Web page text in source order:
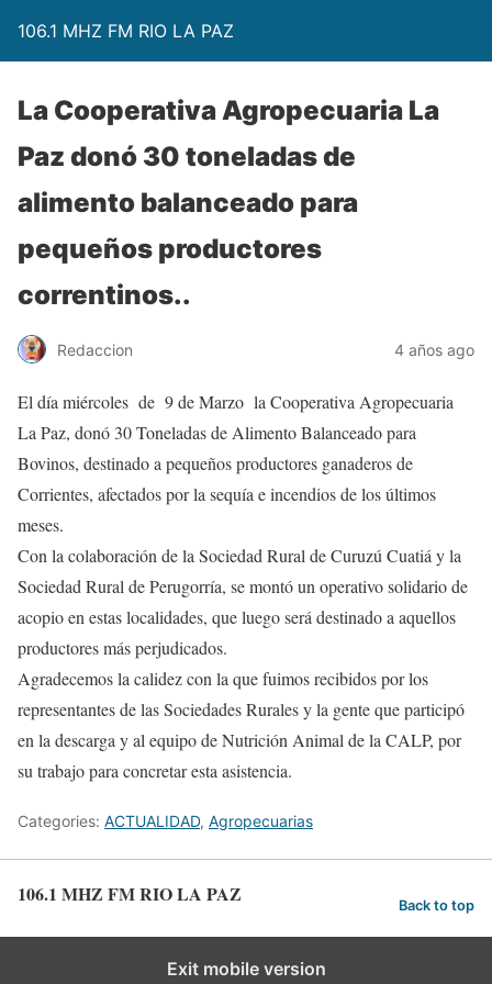
106.1 MHZ FM RIO LA PAZ
La Cooperativa Agropecuaria La
Paz donó 30 toneladas de
alimento balanceado para
pequeños productores
correntinos..
Redaccion 4 años ago
El día miércoles de 9 de Marzo la Cooperativa Agropecuaria
La Paz, donó 30 Toneladas de Alimento Balanceado para
Bovinos, destinado a pequeños productores ganaderos de
Corrientes, afectados por la sequía e incendios de los últimos
meses.
Con la colaboración de la Sociedad Rural de Curuzú Cuatiá y la
Sociedad Rural de Perugorría, se montó un operativo solidario de
acopio en estas localidades, que luego será destinado a aquellos
productores más perjudicados.
Agradecemos la calidez con la que fuimos recibidos por los
representantes de las Sociedades Rurales y la gente que participó
en la descarga y al equipo de Nutrición Animal de la CALP, por
su trabajo para concretar esta asistencia.
Categories: ACTUALIDAD, Agropecuarias
106.1 MHZ FM RIO LA PAZ Back to top
Exit mobile version